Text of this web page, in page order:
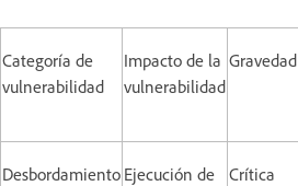
Categoría de
vulnerabilidad
Impacto de la
vulnerabilidad
Gravedad
Desbordamiento Ejecución de
Crítica